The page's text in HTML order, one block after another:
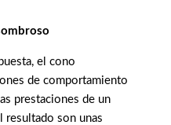
el cono
de comportamiento
prestaciones de un
resultado son unas